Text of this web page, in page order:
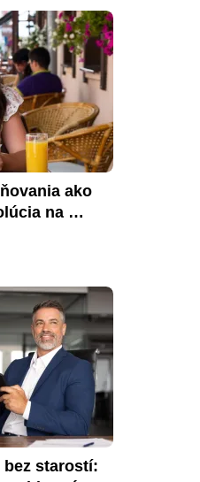
ako
na
starostí: